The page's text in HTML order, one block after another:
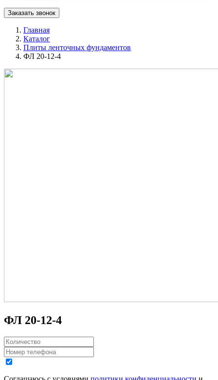
Заказать звонок
Главная
Каталог
Плиты ленточных фундаментов
ФЛ 20-12-4
ФЛ 20-12-4